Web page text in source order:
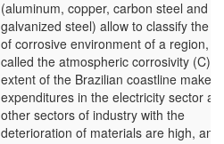
(aluminum, copper, carbon steel and
galvanized steel) allow to classify the
of corrosive environment of a region,
called the atmospheric corrosivity (C).
extent of the Brazilian coastline makes
expenditures in the electricity sector
other sectors of industry with the
deterioration of materials are high, and